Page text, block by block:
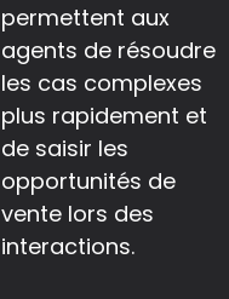
permettent aux
agents de résoudre
les cas complexes
plus rapidement et
de saisir les
opportunités de
vente lors des
interactions.